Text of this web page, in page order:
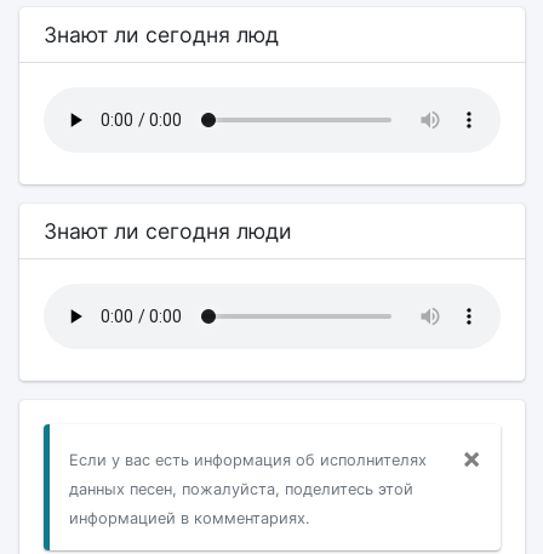
Знают ли сегодня люд
Знают ли сегодня люди
×
Если у вас есть информация об исполнителях
данных песен, пожалуйста, поделитесь этой
информацией в комментариях.